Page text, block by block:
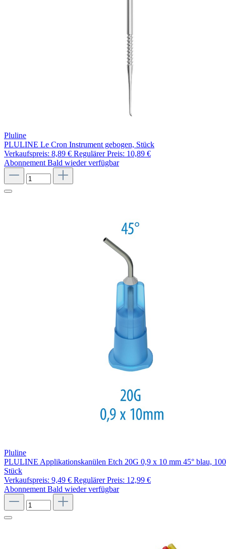
Pluline
PLULINE Le Cron Instrument gebogen, Stück
Verkaufspreis: 8,89 € Regulärer Preis: 10,89 €
Abonnement Bald wieder verfügbar
Pluline
PLULINE Applikationskanülen Etch 20G 0,9 x 10 mm 45° blau, 100
Stück
Verkaufspreis: 9,49 € Regulärer Preis: 12,99 €
Abonnement Bald wieder verfügbar